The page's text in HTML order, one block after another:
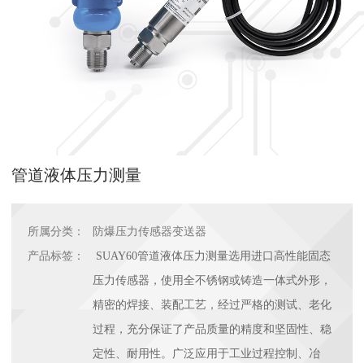
管道液体压力测量
所属分类：
防爆压力传感器变送器
产品标签：
SUAY60管道液体压力测量选用进口高性能固态
压力传感器，使用全不锈钢或铸造一体式外形，
精密的焊接、装配工艺，经过严格的测试、老化
过程，充分保证了产品质量的精度和坚固性、稳
定性、耐用性。广泛应用于工业过程控制、冶